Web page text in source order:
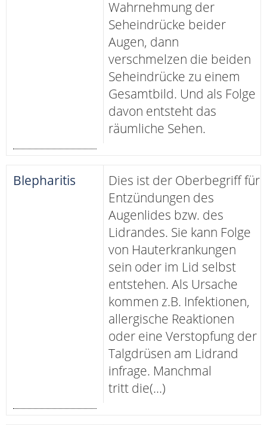
Wahrnehmung der
Seheindrücke beider
Augen, dann
verschmelzen die beiden
Seheindrücke zu einem
Gesamtbild. Und als Folge
davon entsteht das
räumliche Sehen.
Blepharitis
Dies ist der Oberbegriff für
Entzündungen des
Augenlides bzw. des
Lidrandes. Sie kann Folge
von Hauterkrankungen
sein oder im Lid selbst
entstehen. Als Ursache
kommen z.B. Infektionen,
allergische Reaktionen
oder eine Verstopfung der
Talgdrüsen am Lidrand
infrage. Manchmal
tritt die(...)